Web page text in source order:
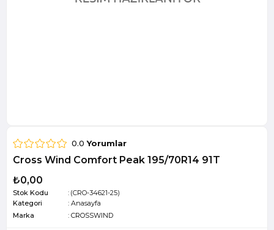
0.0 Yorumlar
Cross Wind Comfort Peak 195/70R14 91T
₺0,00
Stok Kodu
(CRO-34621-25)
Kategori
: Anasayfa
Marka
: CROSSWIND